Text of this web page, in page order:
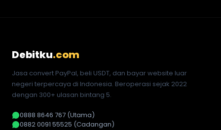
Debitku.com
Jasa convert PayPal, beli USDT, dan bayar website luar
negeri terpercaya di Indonesia. Beroperasi sejak 2022
dengan 300+ ulasan bintang 5.
0888 8646 767 (Utama)
0882 0091 55525 (Cadangan)